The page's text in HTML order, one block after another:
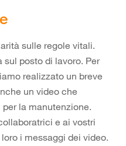
sulle regole vitali.
posto di lavoro. Per
realizzato un breve
un video che
la manutenzione.
e ai vostri
i messaggi dei video.